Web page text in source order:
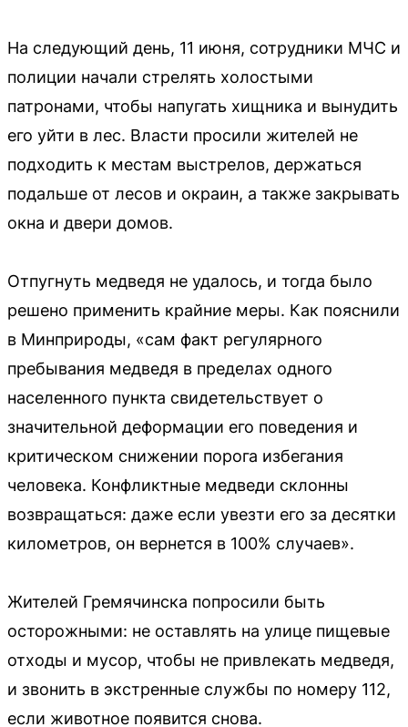
На следующий день, 11 июня, сотрудники МЧС и
полиции начали стрелять холостыми
патронами, чтобы напугать хищника и вынудить
его уйти в лес. Власти просили жителей не
подходить к местам выстрелов, держаться
подальше от лесов и окраин, а также закрывать
окна и двери домов.
Отпугнуть медведя не удалось, и тогда было
решено применить крайние меры. Как пояснили
в Минприроды, «сам факт регулярного
пребывания медведя в пределах одного
населенного пункта свидетельствует о
значительной деформации его поведения и
критическом снижении порога избегания
человека. Конфликтные медведи склонны
возвращаться: даже если увезти его за десятки
километров, он вернется в 100% случаев».
Жителей Гремячинска попросили быть
осторожными: не оставлять на улице пищевые
отходы и мусор, чтобы не привлекать медведя,
и звонить в экстренные службы по номеру 112,
если животное появится снова.